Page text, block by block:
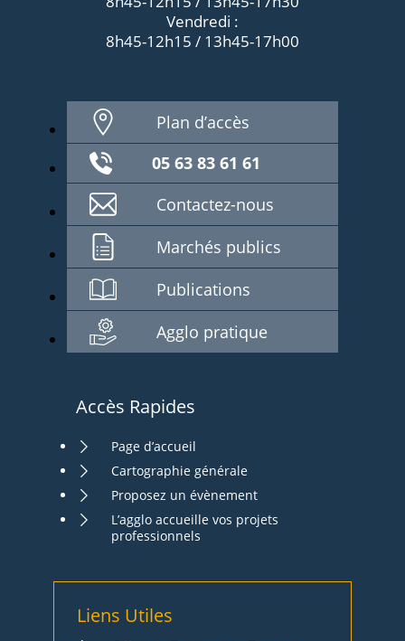
Vendredi :
8h45-12h15 / 13h45-17h00
Plan d’accès
05 63 83 61 61
Contactez-nous
Marchés publics
Publications
Agglo pratique
Accès Rapides
Page d’accueil
Cartographie générale
Proposez un évènement
L’agglo accueille vos projets
professionnels
Liens Utiles